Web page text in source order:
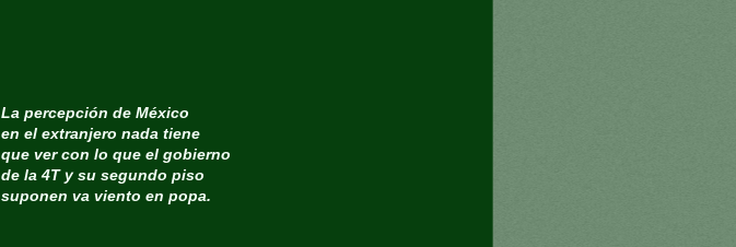
La percepción de México
en el extranjero nada tiene
que ver con lo que el gobierno
de la 4T y su segundo piso
suponen va viento en popa.